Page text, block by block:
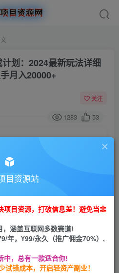
计划：2024最新玩法详细
月入20000+
关注
1283 53
看
专属资源
您暂无购买权限，请先开通会员
开通会员
目资源站
项目资源，打破信息差！避免当韭
，涵盖互联网多数赛道!
年，¥99/永久（推广佣金70%）,
中，总有一款适合你!
错成本，开启轻资产副业！